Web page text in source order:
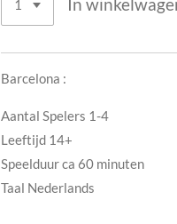
In
Barcelona :
Aantal Spelers 1-4
Leeftijd 14+
Speelduur ca 60 minuten
Taal Nederlands